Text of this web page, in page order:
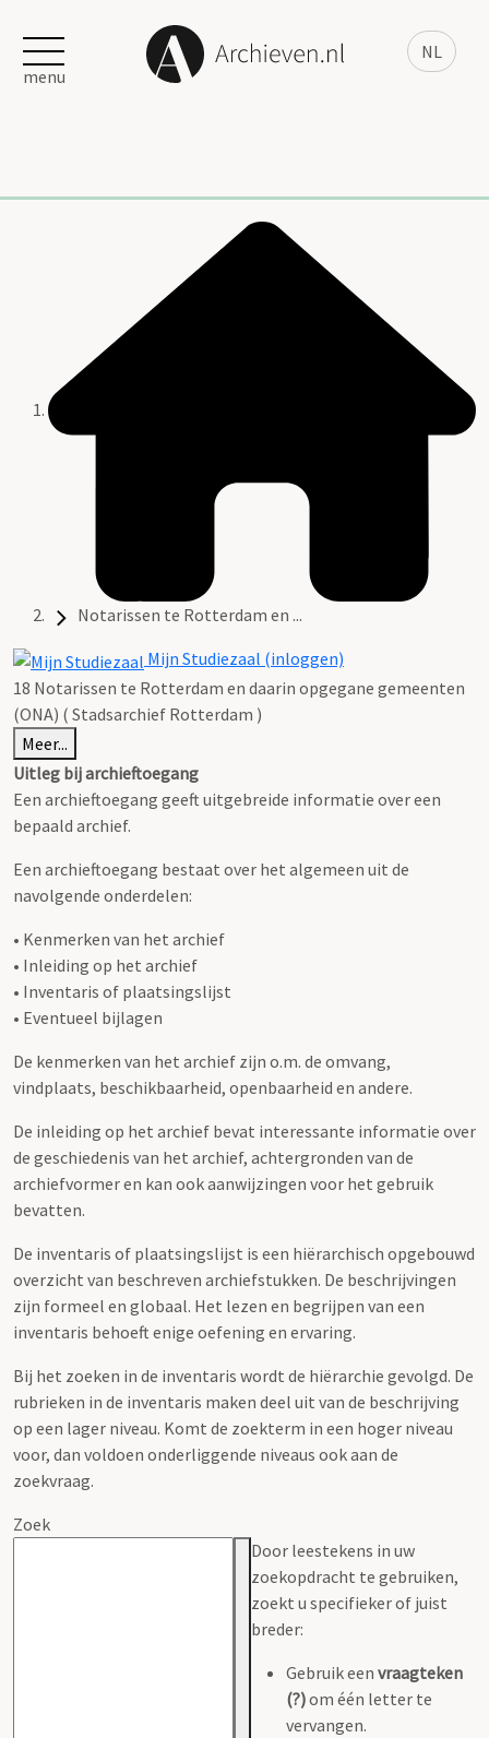
NL
menu
Notarissen te Rotterdam en ...
Mijn Studiezaal (inloggen)
18 Notarissen te Rotterdam en daarin opgegane gemeenten
(ONA) ( Stadsarchief Rotterdam )
Meer...
Uitleg bij archieftoegang
Een archieftoegang geeft uitgebreide informatie over een
bepaald archief.
Een archieftoegang bestaat over het algemeen uit de
navolgende onderdelen:
• Kenmerken van het archief
• Inleiding op het archief
• Inventaris of plaatsingslijst
• Eventueel bijlagen
De kenmerken van het archief zijn o.m. de omvang,
vindplaats, beschikbaarheid, openbaarheid en andere.
De inleiding op het archief bevat interessante informatie over
de geschiedenis van het archief, achtergronden van de
archiefvormer en kan ook aanwijzingen voor het gebruik
bevatten.
De inventaris of plaatsingslijst is een hiërarchisch opgebouwd
overzicht van beschreven archiefstukken. De beschrijvingen
zijn formeel en globaal. Het lezen en begrijpen van een
inventaris behoeft enige oefening en ervaring.
Bij het zoeken in de inventaris wordt de hiërarchie gevolgd. De
rubrieken in de inventaris maken deel uit van de beschrijving
op een lager niveau. Komt de zoekterm in een hoger niveau
voor, dan voldoen onderliggende niveaus ook aan de
zoekvraag.
Zoek
Door leestekens in uw
zoekopdracht te gebruiken,
zoekt u specifieker of juist
breder:
Gebruik een vraagteken
(?)om één letter te
vervangen.